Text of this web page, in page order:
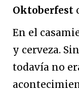
Oktoberfest
En el
y cerveza.
todavía no